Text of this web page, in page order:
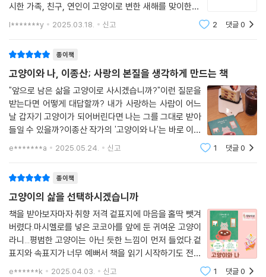
서로의 관계를 질문받으면 매번 ‘내가 만나는 분’ 혹은 ‘같이 사는 친구’라
고 얼버무렸던 ‘나’의 동성 애인은 노랑과 주황 빛깔의 치즈태비 고양이가
카레를 좋아하는 샴고양이로(〈유진군〉), “손님이 오든 안 오든” 매일 정해
진 시간에 가게 문을 여닫던 성실한 책방 사장님은 초록색 눈을 가진 회색
고양이가 되어 친구 앞에 모습을 드러낸다(〈고양이가 된 나의 입장〉).
소설 속 인물의 입을 빌린 〈에필로그〉를 통해 저자가 밝혔듯, 《고양이와
나》는 “진실된 사랑이 핵심에 있는” 소설이기도 하다. 그만큼 이 책은 ‘이
해’와 ‘호기심’ 그 자체면 충분한 마음을 이야기하며 그간 사랑에 덧씌워져
온 통념을 전복할 참신한 시선을 제시한다.
하루아침에 고양이가 되어 생김새는 물론 대화 방식과 먹는 밥, 수면 시간
까지 인간이었을 때와 비교하면 모든 게 달라졌지만 이 소설이 지닌 특별
함은 여기서 다시금 빛을 발한다. 더 이상 사람의 말을 주고받진 못하지만,
그 자리를 대신하는 건 상대를 바라보는 따스한 눈빛과 조심스레 쓰다듬는
손짓, 가만히 몸을 붙이는 것만으로 전해지는 오롯한 마음이다. 이 안에서
우리가 할 일이라곤 타인에게 증명하거나 인정받는 것이 아니라 그저 사랑
을 표현하고 느끼는 일뿐이다. 물론 이 소설이 사랑의 정답을 보여주는 것
시한 가족, 친구, 연인이 고양이로 변한 새해를 맞이한다.
깊은 멘붕과 당혹감이 휩싸인 아비규환 일거라 생각했는
데, 의외로 장점이 많아 보였다.동거인으로 아무런 법적
l*******y 2025.03.18. 신고 2 댓글0
종이책
고양이와 나, 이종산; 사랑의 본질을 생각하게 만드는 책
"앞으로 남은 삶을 고양이로 사시겠습니까?"이런 질문을
받는다면 어떻게 대답할까? 내가 사랑하는 사람이 어느
날 갑자기 고양이가 되어버린다면 나는 그를 그대로 받아
들일 수 있을까?이종산 작가의 '고양이와 나'는 바로 이런
엉뚱한 질문에서 시작한다. 전 세계 인구의 5퍼센트가 거
e*******a 2025.05.24. 신고 1 댓글0
종이책
고양이의 삶을 선택하시겠습니까
책을 받아보자마자 취향 저격 겉표지에 마음을 홀딱 뺏겨
버렸다.마시멜로를 넣은 코코아를 앞에 둔 귀여운 고양이
라니...평범한 고양이는 아닌 듯한 느낌이 먼저 들었다.겉
표지와 속표지가 너무 예뻐서 책을 읽기 시작하기도 전에
오래오래 바라보며 한참을 힐링했다.내용도 마음을 홀딱
e******k 2025.04.03. 신고 1 댓글0